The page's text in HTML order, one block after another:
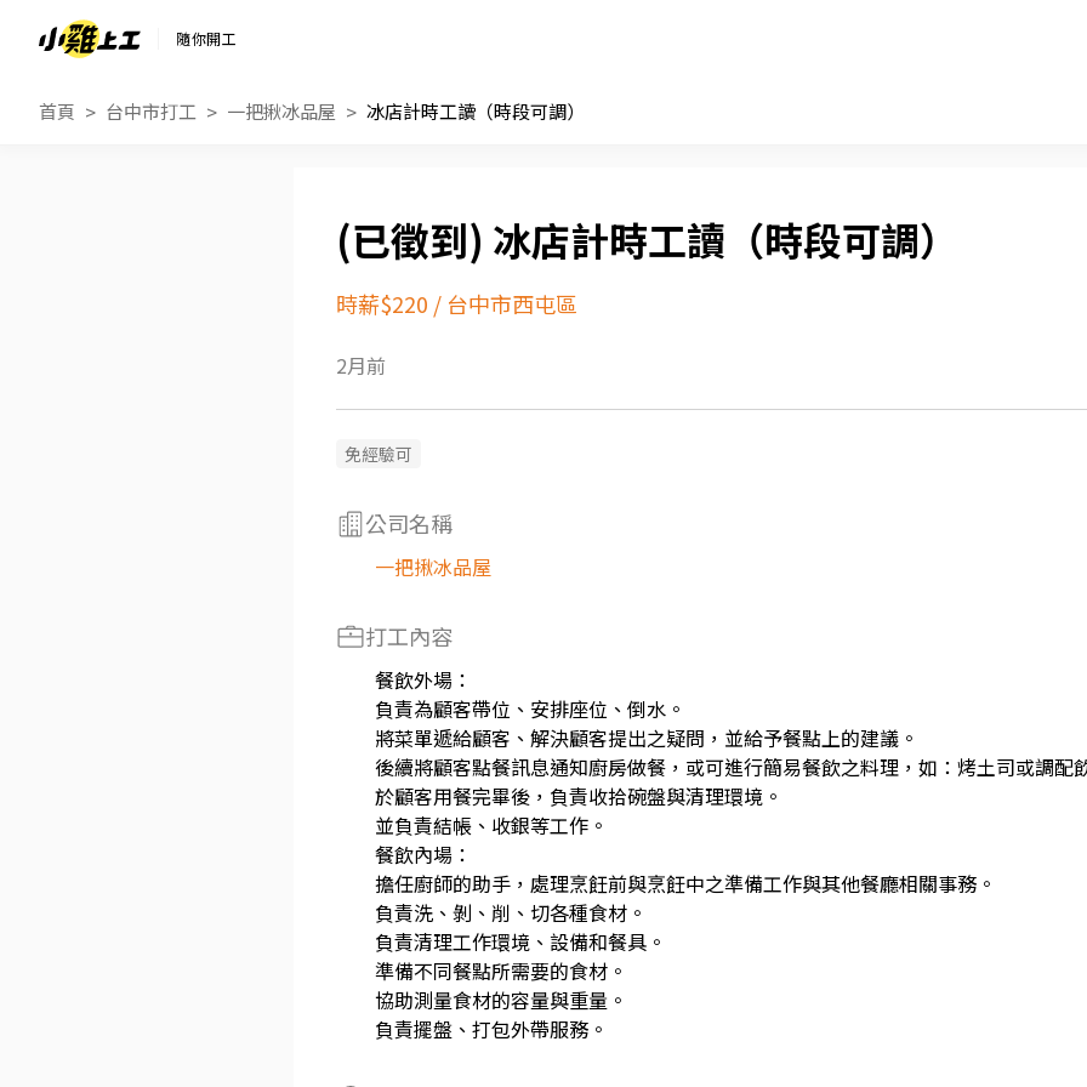
隨你開工
首頁 台中市打工 一把揪冰品屋 冰店計時工讀（時段可調）
冰店計時工讀（時段可調）
時薪$220 / 台中市西屯區
2月前
免經驗可
公司名稱
一把揪冰品屋
打工內容
餐飲外場：
負責為顧客帶位、安排座位、倒水。
將菜單遞給顧客、解決顧客提出之疑問，並給予餐點上的建議。
後續將顧客點餐訊息通知廚房做餐，或可進行簡易餐飲之料理，如：烤土司或調配
於顧客用餐完畢後，負責收拾碗盤與清理環境。
並負責結帳、收銀等工作。
餐飲內場：
擔任廚師的助手，處理烹飪前與烹飪中之準備工作與其他餐廳相關事務。
負責洗、剝、削、切各種食材。
負責清理工作環境、設備和餐具。
準備不同餐點所需要的食材。
協助測量食材的容量與重量。
負責擺盤、打包外帶服務。